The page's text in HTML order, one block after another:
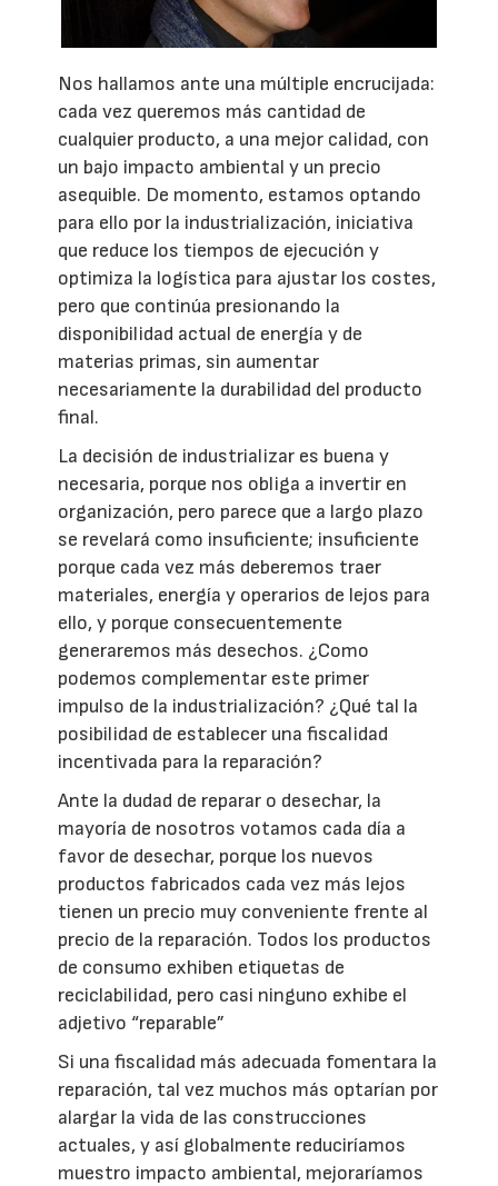
Nos hallamos ante una múltiple encrucijada:
cada vez queremos más cantidad de
cualquier producto, a una mejor calidad, con
un bajo impacto ambiental y un precio
asequible. De momento, estamos optando
para ello por la industrialización, iniciativa
que reduce los tiempos de ejecución y
optimiza la logística para ajustar los costes,
pero que continúa presionando la
disponibilidad actual de energía y de
materias primas, sin aumentar
necesariamente la durabilidad del producto
final.
La decisión de industrializar es buena y
necesaria, porque nos obliga a invertir en
organización, pero parece que a largo plazo
se revelará como insuficiente; insuficiente
porque cada vez más deberemos traer
materiales, energía y operarios de lejos para
ello, y porque consecuentemente
generaremos más desechos. ¿Como
podemos complementar este primer
impulso de la industrialización? ¿Qué tal la
posibilidad de establecer una fiscalidad
incentivada para la reparación?
Ante la dudad de reparar o desechar, la
mayoría de nosotros votamos cada día a
favor de desechar, porque los nuevos
productos fabricados cada vez más lejos
tienen un precio muy conveniente frente al
precio de la reparación. Todos los productos
de consumo exhiben etiquetas de
reciclabilidad, pero casi ninguno exhibe el
adjetivo “reparable”
Si una fiscalidad más adecuada fomentara la
reparación, tal vez muchos más optarían por
alargar la vida de las construcciones
actuales, y así globalmente reduciríamos
muestro impacto ambiental, mejoraríamos